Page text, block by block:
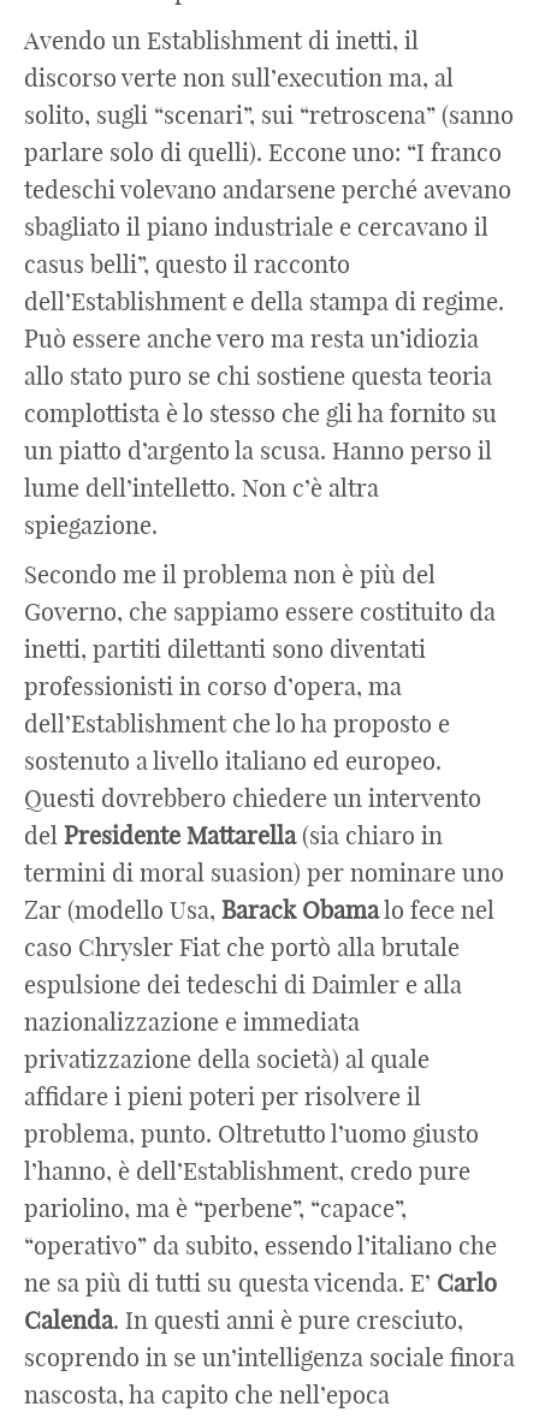
Avendo un Establishment di inetti, il
discorso verte non sull’execution ma, al
solito, sugli “scenari”, sui “retroscena” (sanno
parlare solo di quelli). Eccone uno: “I franco
tedeschi volevano andarsene perché avevano
sbagliato il piano industriale e cercavano il
casus belli”, questo il racconto
dell’Establishment e della stampa di regime.
Può essere anche vero ma resta un’idiozia
allo stato puro se chi sostiene questa teoria
complottista è lo stesso che gli ha fornito su
un piatto d’argento la scusa. Hanno perso il
lume dell’intelletto. Non c’è altra
spiegazione.
Secondo me il problema non è più del
Governo, che sappiamo essere costituito da
inetti, partiti dilettanti sono diventati
professionisti in corso d’opera, ma
dell’Establishment che lo ha proposto e
sostenuto a livello italiano ed europeo.
Questi dovrebbero chiedere un intervento
del Presidente Mattarella(sia chiaro in
termini di moral suasion) per nominare uno
Zar (modello Usa, Barack Obamalo fece nel
caso Chrysler Fiat che portò alla brutale
espulsione dei tedeschi di Daimler e alla
nazionalizzazione e immediata
privatizzazione della società) al quale
affidare i pieni poteri per risolvere il
problema, punto. Oltretutto l’uomo giusto
l’hanno, è dell’Establishment, credo pure
pariolino, ma è “perbene”, “capace”,
“operativo” da subito, essendo l’italiano che
ne sa più di tutti su questa vicenda. E’ Carlo
Calenda. In questi anni è pure cresciuto,
scoprendo in se un’intelligenza sociale finora
nascosta, ha capito che nell’epoca